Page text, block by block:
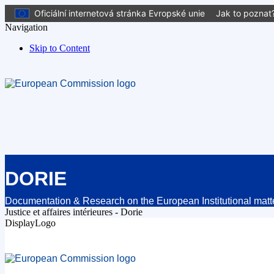
Oficiální internetová stránka Evropské unie
Jak to
Navigation
Skip to Content
DORIE
Documentation & Research on the European Institutional
Justice et affaires intérieures - Dorie
DisplayLogo